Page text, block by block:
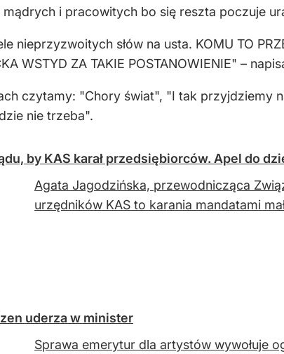
i pracowitych bo się reszta poczuje
nieprzyzwoitych słów na usta. KOMU TO
WSTYD ZA TAKIE POSTANOWIENIE" –
czytamy: "Chory świat", "I tak przyjdziemy
nie trzeba".
by KAS karał przedsiębiorców. Apel do
Agata Jagodzińska, przewodnicząca
urzędników KAS to karania mandatami
uderza w minister
Sprawa emerytur dla artystów wywołuje